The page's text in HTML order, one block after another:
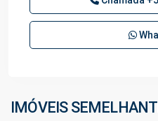
IMÓVEIS
Urbano
Iranduba